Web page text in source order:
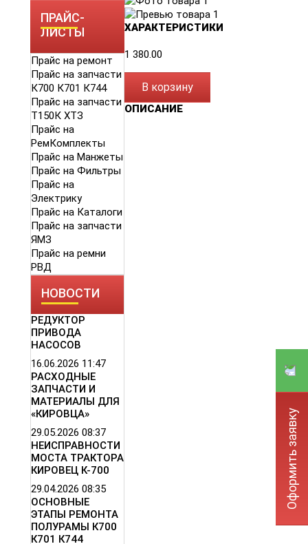
ПРАЙС-
ЛИСТЫ
Прайс на ремонт
Прайс на запчасти
К700 К701 К744
Прайс на запчасти
Т150К ХТЗ
Прайс на
РемКомплекты
Прайс на Манжеты
Прайс на Фильтры
Прайс на
Электрику
Прайс на Каталоги
Прайс на запчасти
ЯМЗ
Прайс на ремни
РВД
НОВОСТИ
РЕДУКТОР
ПРИВОДА
НАСОСОВ
16.06.2026 11:47
РАСХОДНЫЕ
ЗАПЧАСТИ И
МАТЕРИАЛЫ ДЛЯ
«КИРОВЦА»
29.05.2026 08:37
НЕИСПРАВНОСТИ
МОСТА ТРАКТОРА
КИРОВЕЦ К-700
29.04.2026 08:35
ОСНОВНЫЕ
ЭТАПЫ РЕМОНТА
ПОЛУРАМЫ К700
К701 К744
ХАРАКТЕРИСТИКИ
1 380.00
В корзину
ОПИСАНИЕ
Оформить заявку